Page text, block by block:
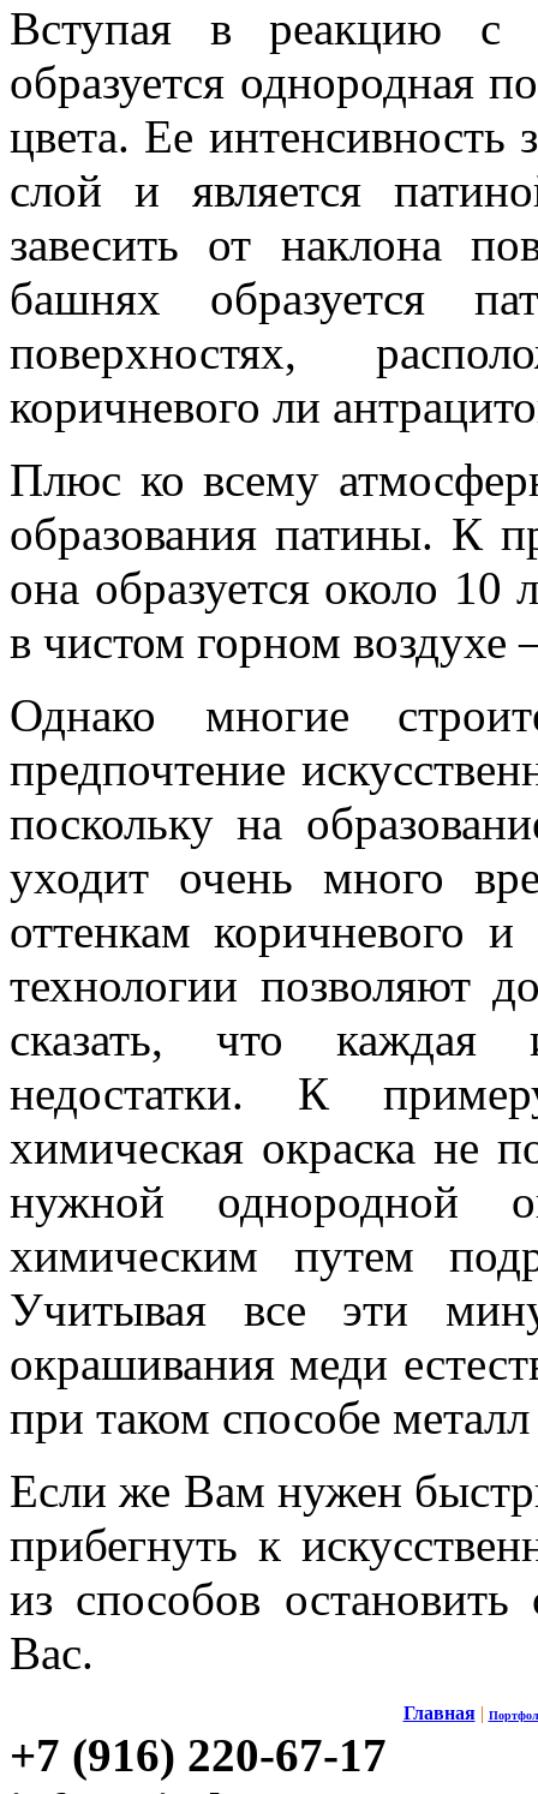
Вступая в реакцию с
образуется однородная
цвета. Ее
слой и является
завесить от наклона
башнях образуется
поверхностях,
коричневого ли
Плюс ко всему
образования патины. К
она образуется около 10
в чистом горном воздухе
Однако многие
предпочтение
поскольку на
уходит очень много
оттенкам коричневого
технологии позволяют
сказать, что каждая
недостатки. К
химическая окраска не
нужной однородной
химическим путем
Учитывая все эти
окрашивания меди
при таком способе
Если же Вам нужен
прибегнуть к
из способов
Вас.
Главная |
+7 (916) 220-67-17